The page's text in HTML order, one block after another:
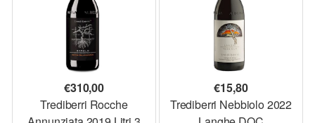
€310,00
Trediberri Rocche
€15,80
Trediberri Nebbiolo 2022